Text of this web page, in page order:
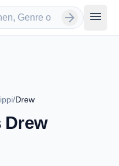
arrow_forward menu
/Drew
Drew